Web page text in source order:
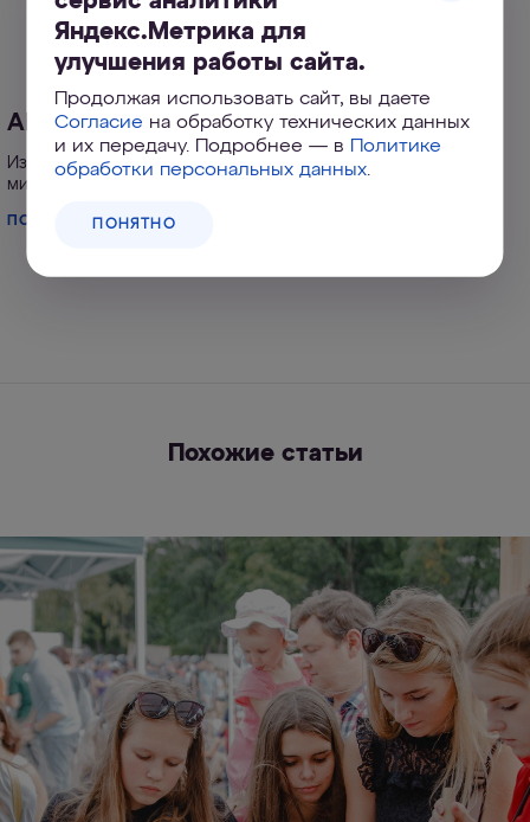
АКВАФОР Прованс А5
Изящный кувшин с увеличенным ресурсом модуля и
минерализацией магнием
ПОДРОБНЕЕ
Похожие статьи
Яндекс.Метрика для
улучшения работы сайта.
Продолжая использовать сайт, вы даете
Согласие на обработку технических данных
и их передачу. Подробнее — в
Политике
обработки персональных данных.
ПОНЯТНО